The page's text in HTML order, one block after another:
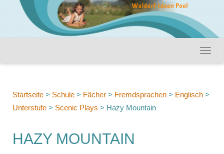
Startseite > Schule > Fächer > Fremdsprachen > Englisch >
Unterstufe > Scenic Plays > Hazy Mountain
HAZY MOUNTAIN